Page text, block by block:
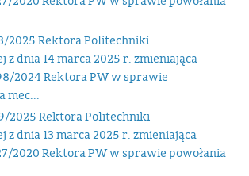
2025 Rektora Politechniki
z dnia 14 marca 2025 r. zmieniająca
2024 Rektora PW w sprawie
mec...
2025 Rektora Politechniki
z dnia 13 marca 2025 r. zmieniająca
2020 Rektora PW w sprawie powołania